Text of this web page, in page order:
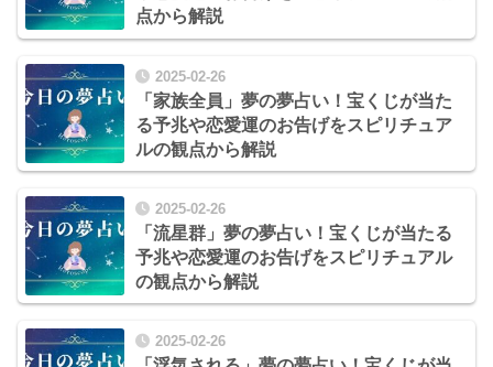
点から解説
2025-02-26
「家族全員」夢の夢占い！宝くじが当た
る予兆や恋愛運のお告げをスピリチュア
ルの観点から解説
2025-02-26
「流星群」夢の夢占い！宝くじが当たる
予兆や恋愛運のお告げをスピリチュアル
の観点から解説
2025-02-26